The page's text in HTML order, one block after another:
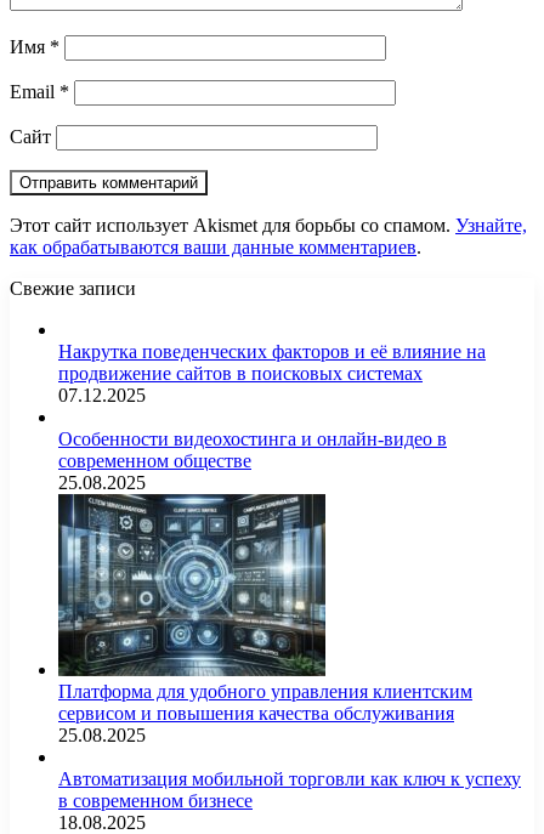
Имя *
Email *
Сайт
Этот сайт использует Akismet для борьбы со спамом. Узнайте,
как обрабатываются ваши данные комментариев.
Свежие записи
Накрутка поведенческих факторов и её влияние на
продвижение сайтов в поисковых системах
07.12.2025
Особенности видеохостинга и онлайн-видео в
современном обществе
25.08.2025
Платформа для удобного управления клиентским
сервисом и повышения качества обслуживания
25.08.2025
Автоматизация мобильной торговли как ключ к успеху
в современном бизнесе
18.08.2025